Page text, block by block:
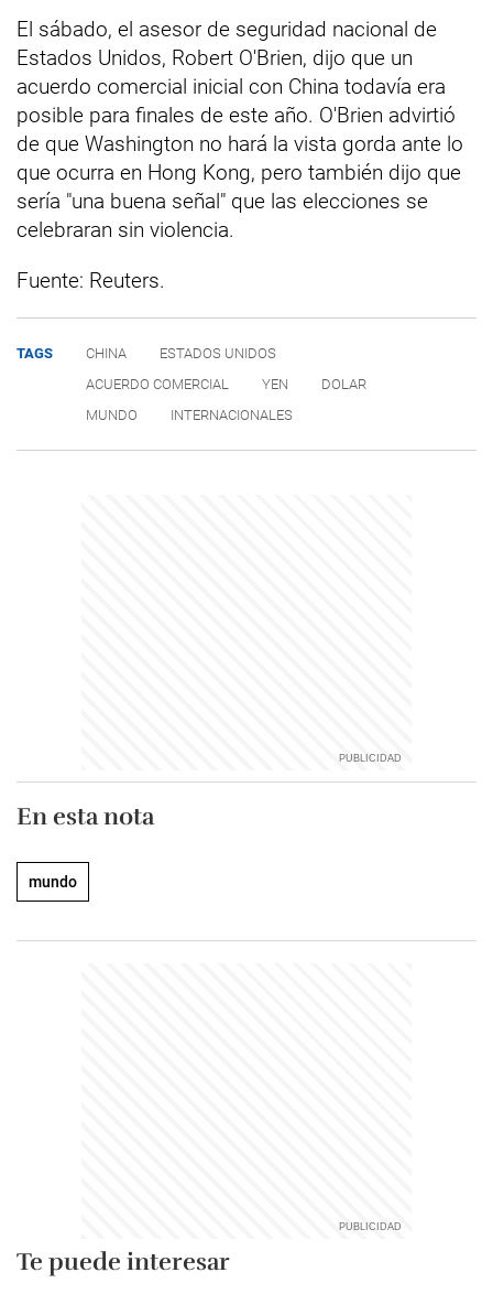
El sábado, el asesor de seguridad nacional de
Estados Unidos, Robert O'Brien, dijo que un
acuerdo comercial inicial con China todavía era
posible para finales de este año. O'Brien advirtió
de que Washington no hará la vista gorda ante lo
que ocurra en Hong Kong, pero también dijo que
sería "una buena señal" que las elecciones se
celebraran sin violencia.
Fuente: Reuters.
TAGS CHINA
ESTADOS UNIDOS
ACUERDO COMERCIAL
YEN
DOLAR
MUNDO
INTERNACIONALES
En esta nota
mundo
Te puede interesar